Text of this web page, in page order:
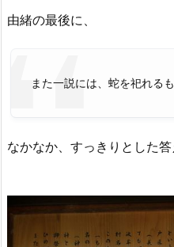
由緒の最後に、
また一説には、蛇を祀れる
なかなか、すっきりとした答